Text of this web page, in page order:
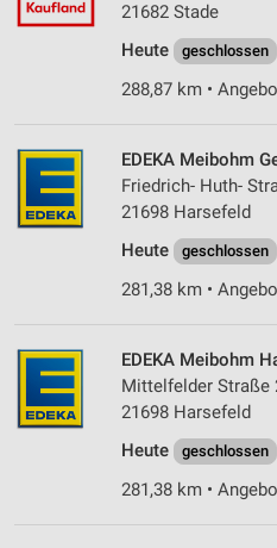
21682 Stade
Heute
geschlossen
288,87 km •
EDEKA Meibohm
Friedrich- Huth-
21698 Harsefeld
Heute
geschlossen
281,38 km •
EDEKA Meibohm
Mittelfelder Straße
21698 Harsefeld
Heute
geschlossen
281,38 km •